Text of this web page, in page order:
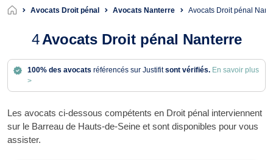
Avocats Droit pénal Avocats Nanterre Avocats Droit pénal
4 Avocats Droit pénal Nanterre
100% des avocats référencés sur Justifitsont vérifiés. En savoir plus
>
Les avocats ci-dessous compétents en Droit pénal interviennent
sur le Barreau de Hauts-de-Seine et sont disponibles pour vous
assister.